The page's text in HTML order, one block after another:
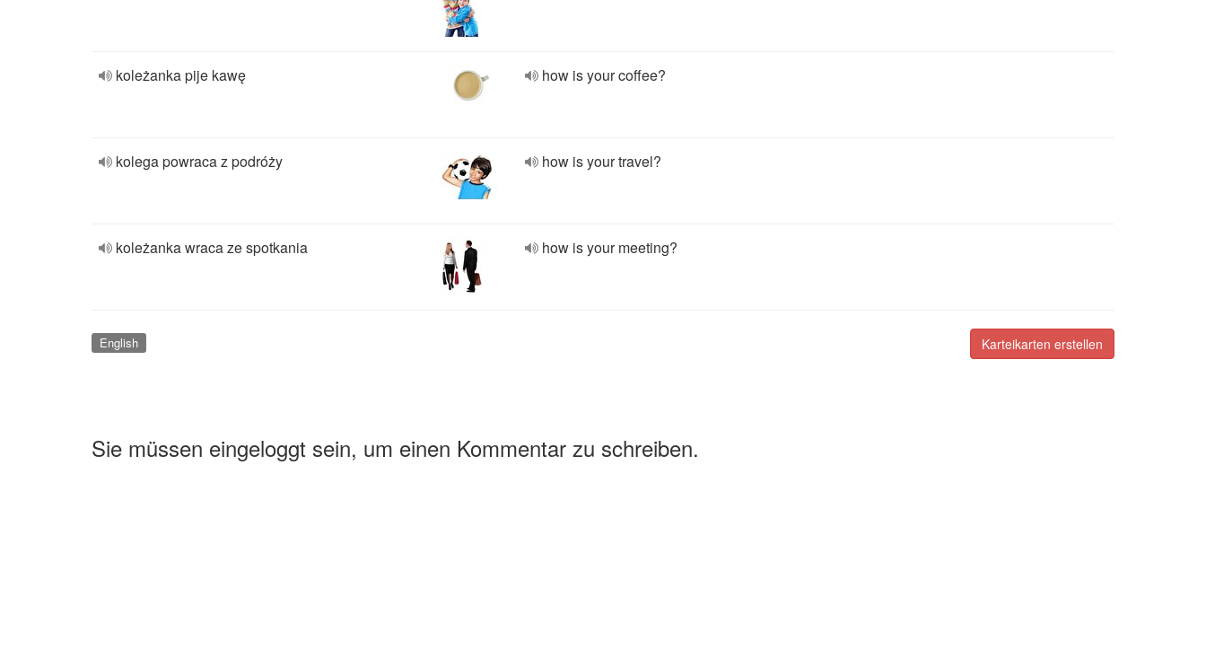
koleżanka pije kawę how is your coffee?
kolega powraca z podróży how is your travel?
koleżanka wraca ze spotkania how is your meeting?
Karteikarten erstellen
English
Sie müssen eingeloggt sein, um einen Kommentar zu schreiben.